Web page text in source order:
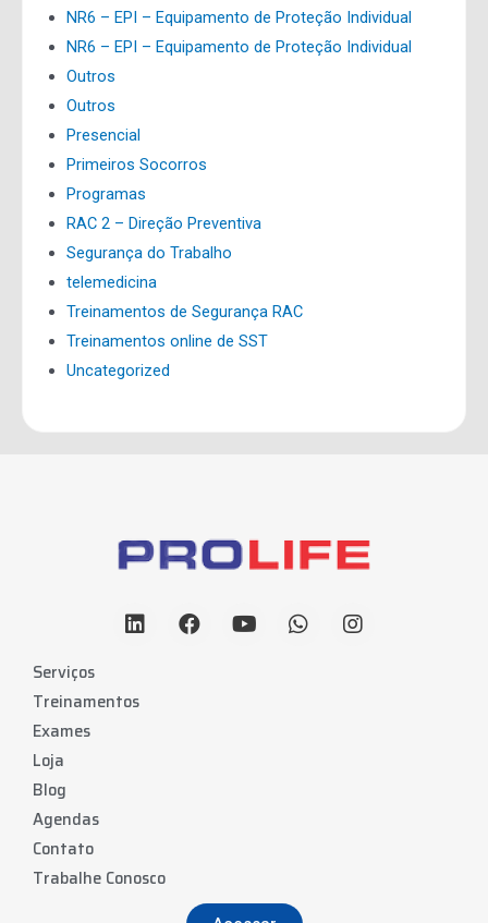
NR6 – EPI – Equipamento de Proteção Individual
NR6 – EPI – Equipamento de Proteção Individual
Outros
Outros
Presencial
Primeiros Socorros
Programas
RAC 2 – Direção Preventiva
Segurança do Trabalho
telemedicina
Treinamentos de Segurança RAC
Treinamentos online de SST
Uncategorized
Serviços
Treinamentos
Exames
Loja
Blog
Agendas
Contato
Trabalhe Conosco